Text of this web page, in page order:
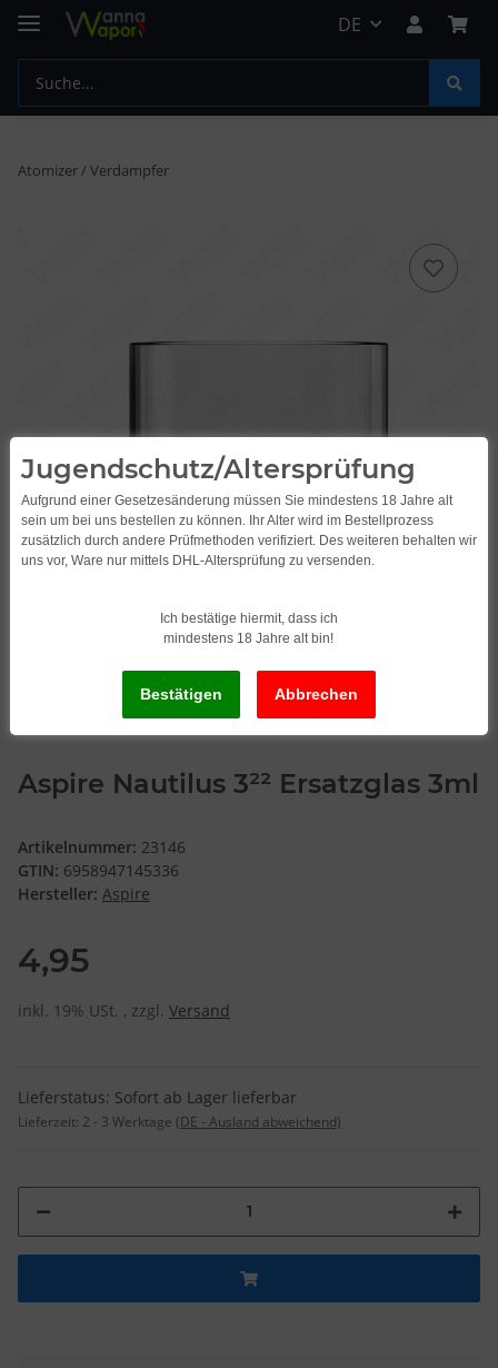
DE
Atomizer / Verdampfer
Aspire Nautilus 3²² Ersatzglas 3ml
Artikelnummer: 23146
GTIN: 6958947145336
Hersteller: Aspire
4,95
inkl. 19% USt. , zzgl. Versand
Lieferstatus: Sofort ab Lager lieferbar
Lieferzeit: 2 - 3 Werktage (DE - Ausland abweichend)
Jugendschutz/Altersprüfung
Aufgrund einer Gesetzesänderung müssen Sie mindestens 18 Jahre alt
sein um bei uns bestellen zu können. Ihr Alter wird im Bestellprozess
zusätzlich durch andere Prüfmethoden verifiziert. Des weiteren behalten wir
uns vor, Ware nur mittels DHL-Altersprüfung zu versenden.
Ich bestätige hiermit, dass ich
mindestens 18 Jahre alt bin!